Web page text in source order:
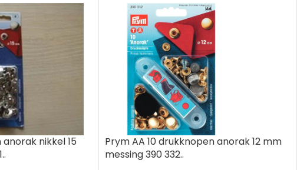
nikkel 15
Prym AA 10 drukknopen anorak 12 mm
messing 390 332..